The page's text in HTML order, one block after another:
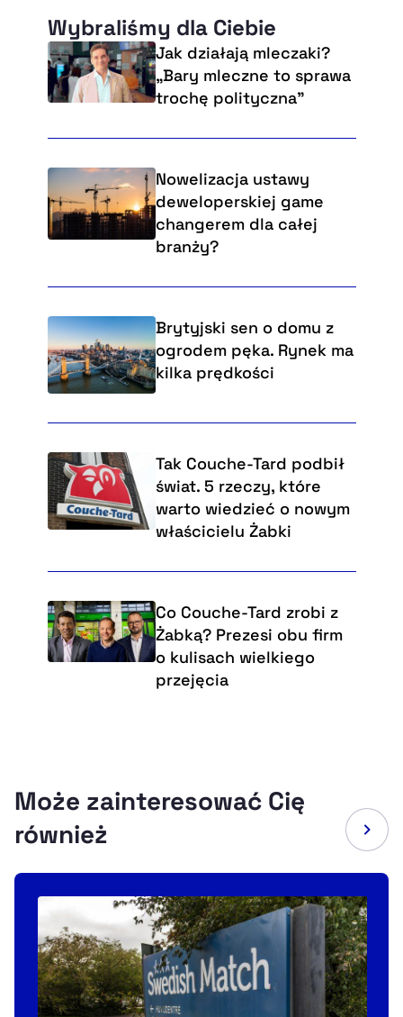
Wybraliśmy dla Ciebie
Jak działają mleczaki?
„Bary mleczne to sprawa
trochę polityczna”
Nowelizacja ustawy
deweloperskiej game
changerem dla całej
branży?
Brytyjski sen o domu z
ogrodem pęka. Rynek ma
kilka prędkości
Tak Couche-Tard podbił
świat. 5 rzeczy, które
warto wiedzieć o nowym
właścicielu Żabki
Co Couche-Tard zrobi z
Żabką? Prezesi obu firm
o kulisach wielkiego
przejęcia
Może zainteresować Cię
również